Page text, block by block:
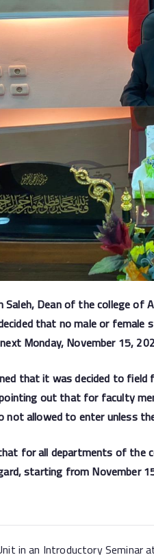
Dean of the college of
that no male or female
Monday, November 15,
that it was decided to
out that for faculty
not allowed to enter unless
for all departments of the
starting from November
in an Introductory Seminar